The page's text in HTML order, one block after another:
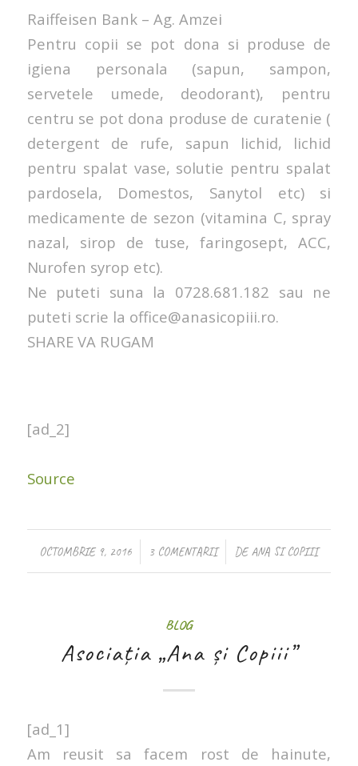
Raiffeisen Bank – Ag. Amzei
Pentru copii se pot dona si produse de
igiena personala (sapun, sampon,
servetele umede, deodorant), pentru
centru se pot dona produse de curatenie (
detergent de rufe, sapun lichid, lichid
pentru spalat vase, solutie pentru spalat
pardosela, Domestos, Sanytol etc) si
medicamente de sezon (vitamina C, spray
nazal, sirop de tuse, faringosept, ACC,
Nurofen syrop etc).
Ne puteti suna la 0728.681.182 sau ne
puteti scrie la office@anasicopiii.ro.
SHARE VA RUGAM
[ad_2]
Source
OCTOMBRIE 9, 2016
/ 3 COMENTARII
/ DE ANA SI COPIII
BLOG
Asociația „Ana și Copiii”
[ad_1]
Am reusit sa facem rost de hainute,